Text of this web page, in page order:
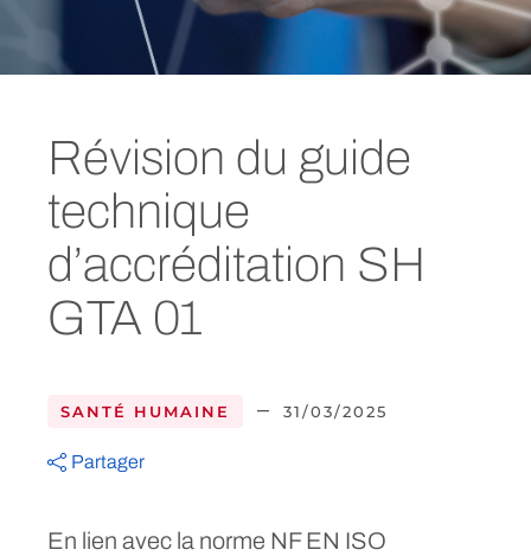
Révision du guide
technique
d’accréditation SH
GTA 01
SANTÉ HUMAINE – 31/03/2025
Partager
En lien avec la norme NF EN ISO